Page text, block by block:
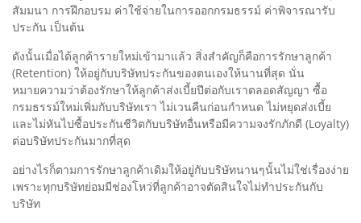
สัมมนา การฝึกอบรม ค่าใช้จ่ายในการออกกรมธรรม์ ค่าพิจารณารับ
ประกัน เป็นต้น
ดังนั้นเมื่อได้ลูกค้ารายใหม่เข้ามาแล้ว สิ่งสำคัญก็คือการรักษาลูกค้า
(Retention) ให้อยู่กับบริษัทประกันของตนเองให้นานที่สุด นั่น
หมายความว่าต้องรักษาให้ลูกค้าส่งเบี้ยปีต่อกับเราตลอดสัญญา ซื้อ
กรมธรรม์ใหม่เพิ่มกับบริษัทเรา ไม่เวนคืนก่อนกำหนด ไม่หยุดส่งเบี้ย
และไม่หันไปซื้อประกันชีวิตกับบริษัทอื่นหรือมีความจงรักภักดี (Loyalty)
ต่อบริษัทประกันมากที่สุด
อย่างไรก็ตามการรักษาลูกค้าเดิมให้อยู่กับบริษัทนานๆนั้นไม่ใช่เรื่องง่าย
เพราะทุกบริษัทย่อมมีช่องโหว่ที่ลูกค้าอาจตัดสินใจไม่ทำประกันกับ
บริษัท